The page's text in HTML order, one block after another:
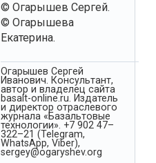
© Огарышев Сергей.
© Огарышева
Екатерина.
Огарышев Сергей
Иванович. Консультант,
автор и владелец сайта
basalt-online.ru. Издатель
и директор отраслевого
журнала «Базальтовые
технологии». +7 902 47–
322–21 (Telegram,
WhatsApp, Viber),
sergey@ogaryshev.org